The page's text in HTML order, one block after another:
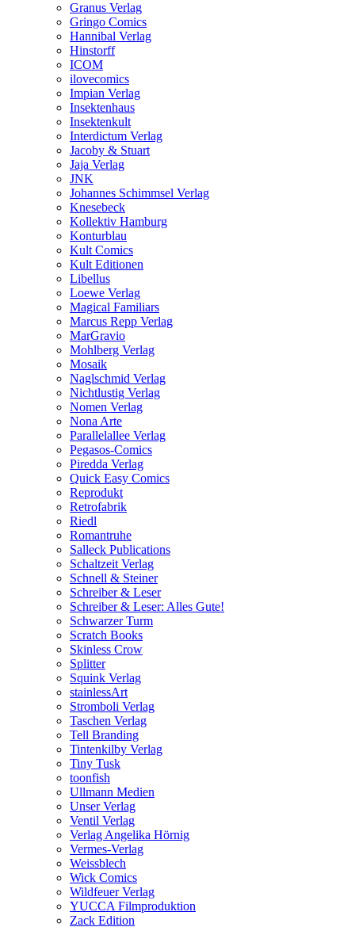
Granus Verlag
Gringo Comics
Hannibal Verlag
Hinstorff
ICOM
ilovecomics
Impian Verlag
Insektenhaus
Insektenkult
Interdictum Verlag
Jacoby & Stuart
Jaja Verlag
JNK
Johannes Schimmsel Verlag
Knesebeck
Kollektiv Hamburg
Konturblau
Kult Comics
Kult Editionen
Libellus
Loewe Verlag
Magical Familiars
Marcus Repp Verlag
MarGravio
Mohlberg Verlag
Mosaik
Naglschmid Verlag
Nichtlustig Verlag
Nomen Verlag
Nona Arte
Parallelallee Verlag
Pegasos-Comics
Piredda Verlag
Quick Easy Comics
Reprodukt
Retrofabrik
Riedl
Romantruhe
Salleck Publications
Schaltzeit Verlag
Schnell & Steiner
Schreiber & Leser
Schreiber & Leser: Alles Gute!
Schwarzer Turm
Scratch Books
Skinless Crow
Splitter
Squink Verlag
stainlessArt
Stromboli Verlag
Taschen Verlag
Tell Branding
Tintenkilby Verlag
Tiny Tusk
toonfish
Ullmann Medien
Unser Verlag
Ventil Verlag
Verlag Angelika Hörnig
Vermes-Verlag
Weissblech
Wick Comics
Wildfeuer Verlag
YUCCA Filmproduktion
Zack Edition